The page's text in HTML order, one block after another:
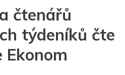
čtenářů
týdeníků čte
Ekonom